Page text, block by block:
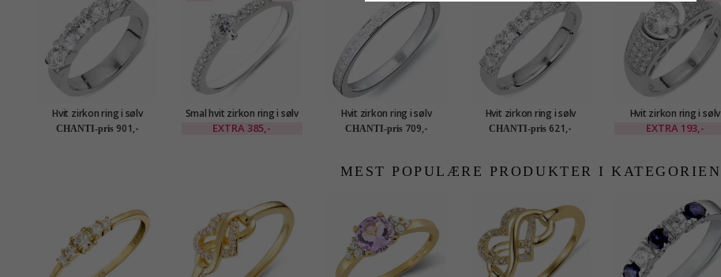
Hvit zirkon ring i sølv
CHANTI-pris 901,-
Smal hvit zirkon ring i sølv
EXTRA 385,-
Hvit zirkon ring i sølv
CHANTI-pris 709,-
Hvit zirkon ring i sølv
CHANTI-pris 621,-
Hvit zirkon ring i sølv
EXTRA 193,-
MEST POPULÆRE PRODUKTER I KATEGORIEN